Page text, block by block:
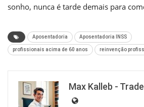
sonho, nunca é tarde demais para
Aposentadoria Aposentadoria INSS
profissionais acima de 60 anos reinvenção
Max Kalleb -